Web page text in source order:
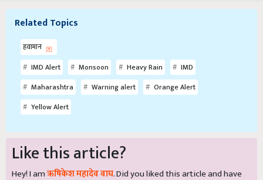
Related Topics
हवामान
IMD Alert
Monsoon Heavy Rain
IMD
Maharashtra
Warning alert
Orange Alert
Yellow Alert
Like this article?
Hey! I amऋषिकेश महादेव वाघ. Did you liked this article and have